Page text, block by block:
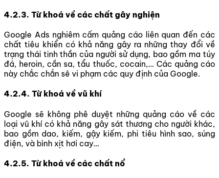
4.2.3. Từ khoá về các chất gây nghiện
Google Ads nghiêm cấm quảng cáo liên quan đến các
chất tiêu khiển có khả năng gây ra những thay đổi về
trạng thái tinh thần của người sử dụng, bao gồm ma túy
đá, heroin, cần sa, tẩu thuốc, cocain,… Các quảng cáo
này chắc chắn sẽ vi phạm các quy định của Google.
4.2.4. Từ khoá về vũ khí
Google sẽ không phê duyệt những quảng cáo về các
loại vũ khí có khả năng gây sát thương cho người khác,
bao gồm dao, kiếm, gậy kiếm, phi tiêu hình sao, súng
điện, và bình xịt hơi cay…
4.2.5. Từ khoá về các chất nổ